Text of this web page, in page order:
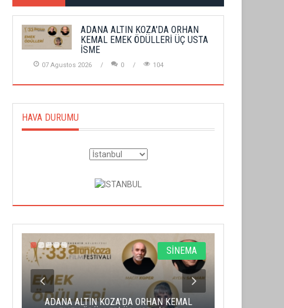
ADANA ALTIN KOZA'DA ORHAN
KEMAL EMEK ÖDÜLLERİ ÜÇ USTA
İSME
07 Agustos 2026 0 104
HAVA DURUMU
SİNEMA
ADANA ALTIN KOZA'DA ORHAN KEMAL